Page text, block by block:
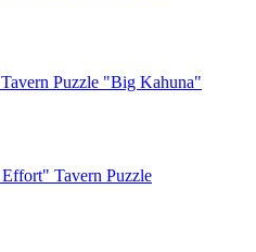
Tavern Puzzle "Big Kahuna"
Tavern Puzzle